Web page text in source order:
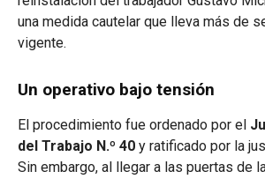
una medida cautelar que lleva más de
vigente.
Un operativo bajo tensión
El procedimiento fue ordenado por el
del Trabajo N.º 40 y ratificado por la
Sin embargo, al llegar a las puertas de